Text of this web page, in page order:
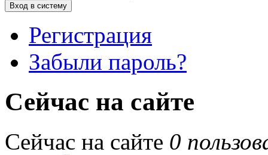
Регистрация
Забыли пароль?
Сейчас на сайте
Сейчас на сайте 0